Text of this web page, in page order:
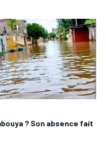
? Son absence fait